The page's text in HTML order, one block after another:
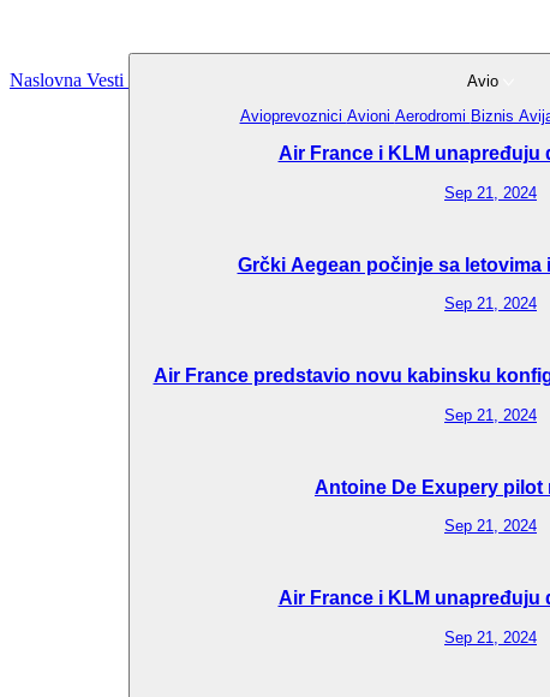
Naslovna Vesti
Avio
Avioprevoznici Avioni Aerodromi Biznis
Air France i KLM unapređuju
Sep 21, 2024
Grčki Aegean počinje sa letovima
Sep 21, 2024
Air France predstavio novu kabinsku
Sep 21, 2024
Antoine De Exupery pilot
Sep 21, 2024
Air France i KLM unapređuju
Sep 21, 2024